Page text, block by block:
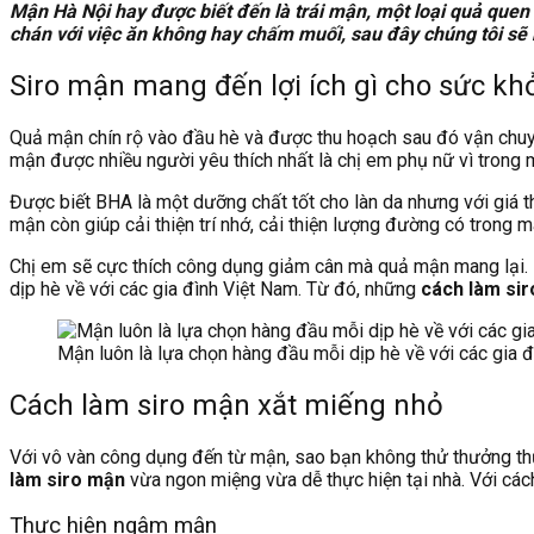
Mận Hà Nội hay được biết đến là trái mận, một loại quả
chán với việc ăn không hay chấm muối, sau đây chúng tôi
Siro mận mang đến lợi ích gì cho sức
Quả mận chín rộ vào đầu hè và được thu hoạch sau đó vận
mận được nhiều người yêu thích nhất là chị em phụ nữ vì trong
Được biết BHA là một dưỡng chất tốt cho làn da nhưng với giá
mận còn giúp cải thiện trí nhớ, cải thiện lượng đường có trong
Chị em sẽ cực thích công dụng giảm cân mà quả mận mang
dịp hè về với các gia đình Việt Nam. Từ đó, những cách làm
Mận luôn là lựa chọn hàng đầu mỗi dịp hè về với các gia
Cách làm siro mận xắt miếng nhỏ
Với vô vàn công dụng đến từ mận, sao bạn không thử thưởng
làm siro mận vừa ngon miệng vừa dễ thực hiện tại nhà. Với
Thực hiện ngâm mận